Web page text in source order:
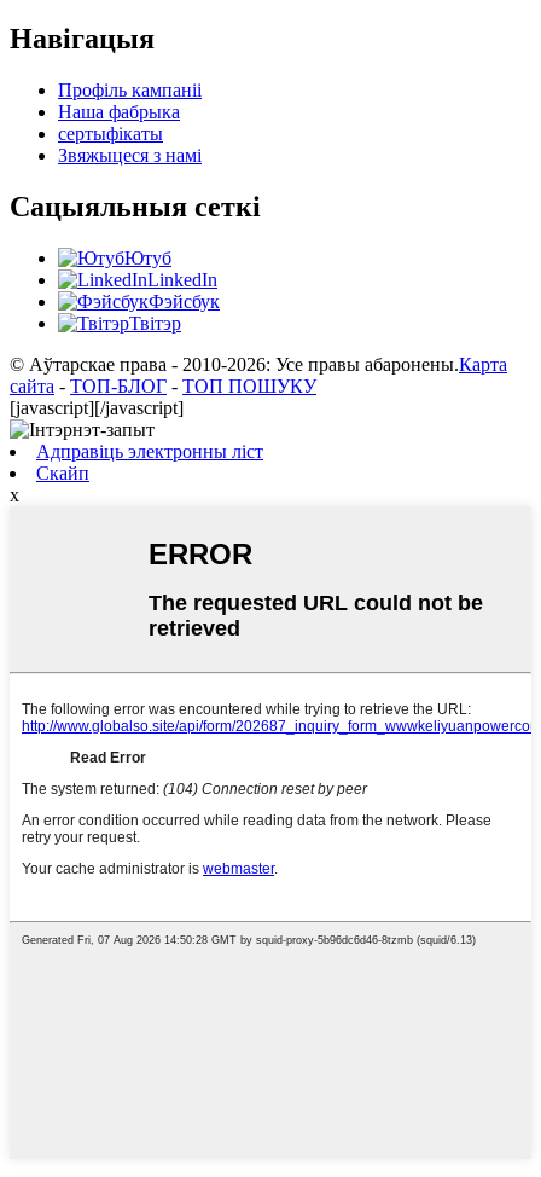
Навігацыя
Профіль кампаніі
Наша фабрыка
сертыфікаты
Звяжыцеся з намі
Сацыяльныя сеткі
Ютуб
LinkedIn
Фэйсбук
Твітэр
© Аўтарскае права - 2010-2026: Усе правы абаронены.Карта
сайта - ТОП-БЛОГ - ТОП ПОШУКУ
[javascript][/javascript]
Адправіць электронны ліст
Скайп
x